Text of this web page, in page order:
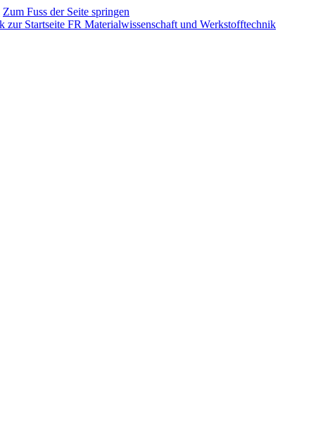
Zum Fuss der Seite springen
FR Materialwissenschaft und Werkstofftechnik